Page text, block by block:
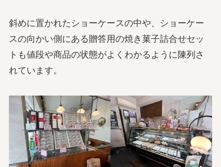
斜めに置かれたショーケースの中や、ショーケー
スの向かい側にある贈答用の焼き菓子詰合せセッ
トも値段や商品の状態がよくわかるように陳列さ
れています。